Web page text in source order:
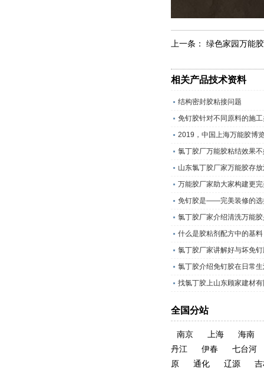
上一条： 绿色家园万能胶
相关产品技术资料
结构密封胶粘接问题
免钉胶针对不同原料的施
2019，中国上海万能胶博
氯丁胶厂万能胶粘结效果
山东氯丁胶厂家万能胶存
万能胶厂家助大家构建更
免钉胶是——完美装修的选
氯丁胶厂家介绍清洗万能
什么是胶粘剂配方中的基料
氯丁胶厂家讲解好与坏免
氯丁胶介绍免钉胶在日常
找氯丁胶上山东顾家建材
全国分站
南京 上海
海南
丹江
伊春
七台河
原
通化 辽源